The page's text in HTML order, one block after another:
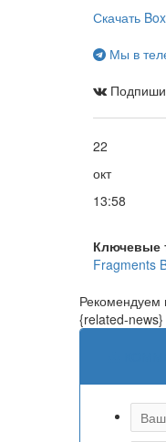
Скачать
Мы в
22
окт
13:58
Ключевые
Fragments
Рекомендуем
{related-news}